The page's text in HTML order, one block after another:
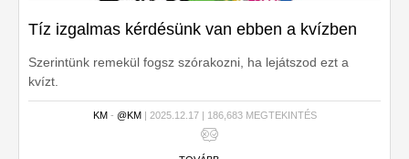
Tíz izgalmas kérdésünk van ebben a kvízben
Szerintünk remekül fogsz szórakozni, ha lejátszod ezt a
kvízt.
KM- @KM| 2025.12.17 | 186,683 MEGTEKINTÉS